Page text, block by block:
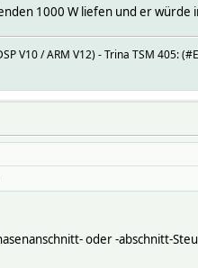
1000 W liefen und er
V10 / ARM V12) - Trina TSM 405:
oder -abschnitt-